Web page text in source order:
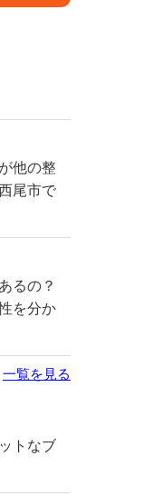
他の整
尾市で
るの？
を分か
一覧を見る
トなブ